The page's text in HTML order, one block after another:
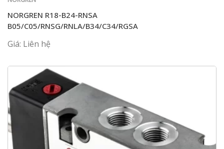
NORGREN R18-B24-RNSA
B05/C05/RNSG/RNLA/B34/C34/RGSA
Giá: Liên hệ